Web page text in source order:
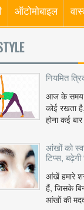
ऑटोमोबाइल
नियमित
आज के समय
कोई रखता
होना कई
आंखों को
टिप्स, बढ़ेगी
आंखें हमारे
हैं, जिसके
आंखों की